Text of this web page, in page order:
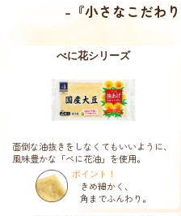
-『小さなこだわ
べに花シリーズ
面倒な油抜きをしなくてもいいように、
風味豊かな「べに花油」を使用。
ポイント！
きめ細かく、
角までふんわり。